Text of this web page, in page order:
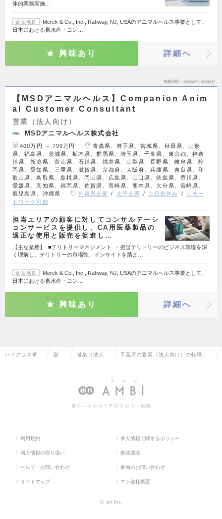
体的業務実施…
会社概要
Merck & Co., Inc., Rahway, NJ, USAのアニマルヘルス事業として、
日本における畜水産・コン…
興味あり 詳細へ
掲載期間 26/08/04～26/08/17
【MSDアニマルヘルス】Companion Anim
al Customer Consultant
営業（法人向け）
MSDアニマルヘルス株式会社
400万円 ～ 799万円
青森県、岩手県、宮城県、秋田県、山形
県、福島県、茨城県、栃木県、群馬県、埼玉県、千葉県、東京都、神奈
川県、新潟県、富山県、石川県、福井県、山梨県、長野県、岐阜県、静
岡県、愛知県、三重県、滋賀県、京都府、大阪府、兵庫県、奈良県、和
歌山県、鳥取県、島根県、岡山県、広島県、山口県、徳島県、香川県、
愛媛県、高知県、福岡県、佐賀県、長崎県、熊本県、大分県、宮崎県、
鹿児島県、沖縄県
外資系企業 大手企業 土日祝休み
リモー
トワーク可能
担当エリアの顧客に対してコンサルテーシ
ョンサービスを提供し、CA用医薬製品の
適正な使用と販売を促進し…
【主な業務】 ■テリトリーマネジメント ・担当テリトリーのビジネス環境を深
く理解し、テリトリーの市場性、インサイトを踏ま…
会社概要
Merck & Co., Inc., Rahway, NJ, USAのアニマルヘルス事業として、
日本における畜水産・コン…
興味あり 詳細へ
ハイクラス求人 営業 営業（法人向 千葉県の営業（法人向け）の転職・
若手ハイキャリアのスカウト転職
利用規約 求人情報に関するポリシー
個人情報の取り扱い 推奨環境
ヘルプ・お問い合わせ 参画のお問い合わせ
サイトマップ エン会社概要
© en Inc.